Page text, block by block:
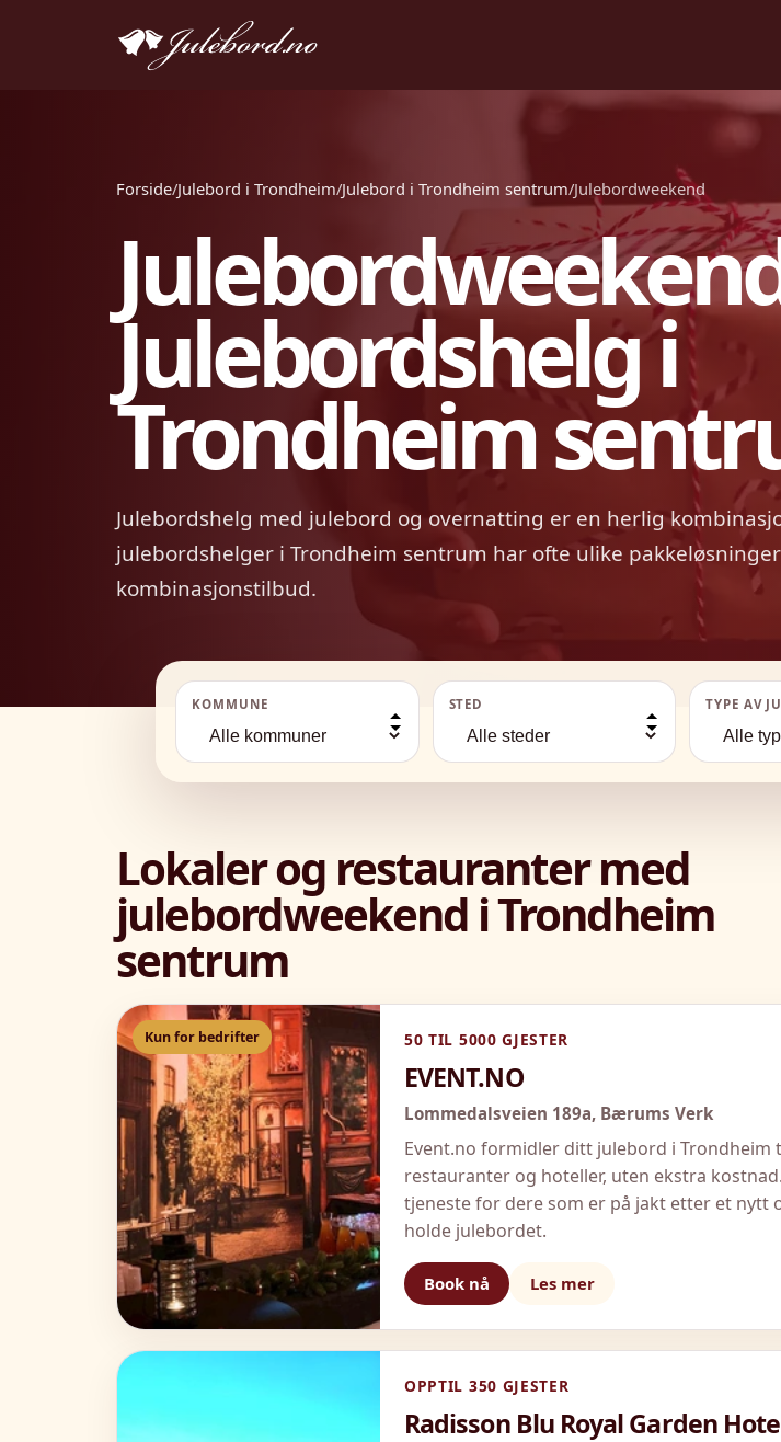
Forside/Julebord i Trondheim/Julebord i Trondheim sentrum/Julebordweekend
Julebordshelg i
Trondheim
Julebordshelg med julebord og overnatting er en herlig
julebordshelger i Trondheim sentrum har ofte ulike
kombinasjonstilbud.
KOMMUNE STED TYPE AV
Lokaler og restauranter med
julebordweekend i Trondheim
sentrum
Kun for bedrifter 50 TIL 5000 GJESTER
EVENT.NO
Lommedalsveien 189a, Bærums Verk
Event.no formidler ditt julebord i Trondheim
restauranter og hoteller, uten ekstra
tjeneste for dere som er på jakt etter et nytt
holde julebordet.
Book nå Les mer
OPPTIL 350 GJESTER
Radisson Blu Royal Garden